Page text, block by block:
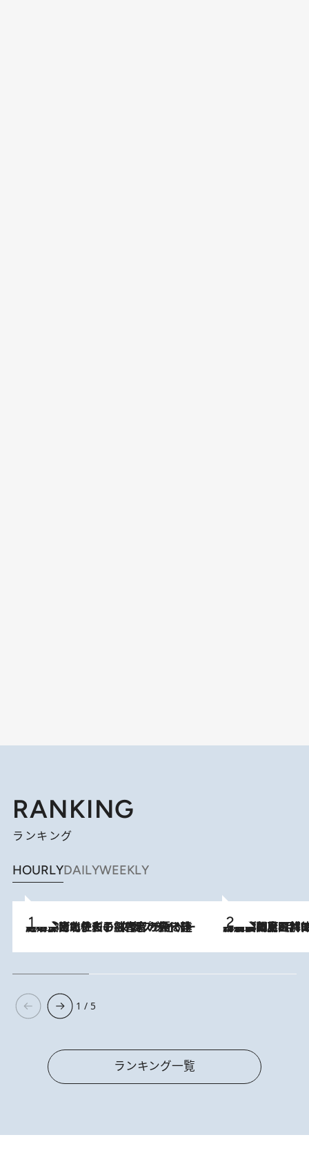
RANKING
ランキング
HOURLYDAILYWEEKLY
2026.8.3
《「文士の子ども被害者の会」発足！》阿川佐和子（72）が語る遠藤周作に北杜夫、劇作家・矢代静一の子どもたちの“文豪プライベート事件簿” 2026.8.8
「最後に見られてよかった」上野動物園の東園パンダ舎が解体前に特別公開。8月16日まで延長されたパネル展と共に辿る“半世紀”のパンダ飼育《解体工事の図面あり》
1 / 5
ランキング一覧